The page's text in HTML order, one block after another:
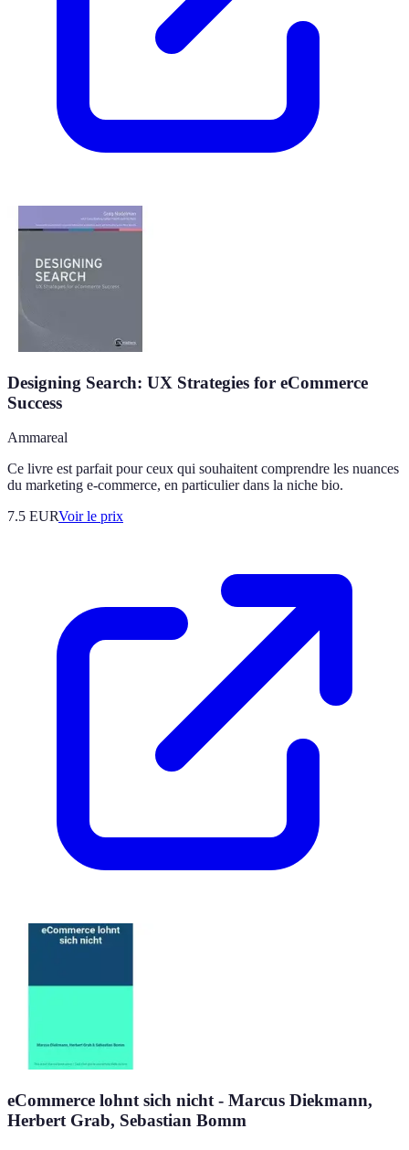
Designing Search: UX Strategies for eCommerce
Success
Ammareal
Ce livre est parfait pour ceux qui souhaitent comprendre les nuances
du marketing e-commerce, en particulier dans la niche bio.
7.5 EURVoir le prix
eCommerce lohnt sich nicht - Marcus Diekmann,
Herbert Grab, Sebastian Bomm